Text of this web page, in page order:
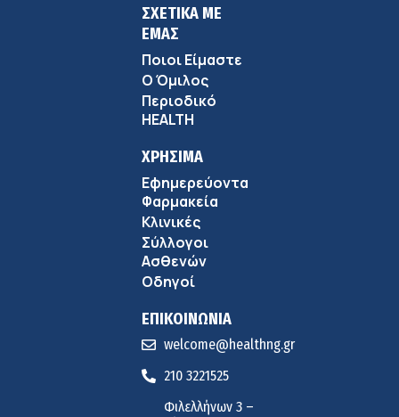
ΣΧΕΤΙΚΑ ΜΕ
ΕΜΑΣ
Ποιοι Είμαστε
Ο Όμιλος
Περιοδικό
HEALTH
ΧΡΗΣΙΜΑ
Εφημερεύοντα
Φαρμακεία
Κλινικές
Σύλλογοι
Ασθενών
Οδηγοί
ΕΠΙΚΟΙΝΩΝΙΑ
welcome@healthng.gr
210 3221525
Φιλελλήνων 3 –